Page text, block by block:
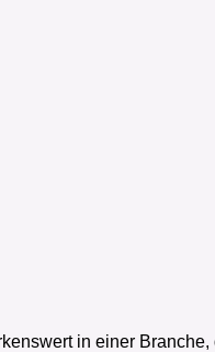
in einer Branche,